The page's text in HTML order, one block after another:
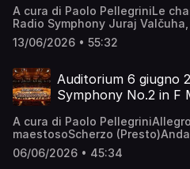
A cura di Paolo PellegriniLe
Radio Symphony Juraj
DoOrchestra della Svizzera
Vedernikov
13/06/2026 • 55:32
Auditorium 6 giugno
Symphony No.2 in F
A cura di Paolo
maestosoScherzo
(Allegro Assai, Molto
Philharmonie Saarbrücken
06/06/2026 • 45:34